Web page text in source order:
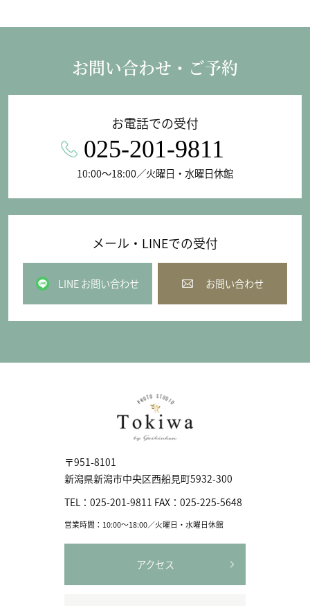
お問い合わせ・ご予約
お電話での受付
025-201-9811
10:00〜18:00／火曜日・水曜日休館
メール・LINEでの受付
LINE お問い合わせ お問い合わせ
〒951-8101
新潟県新潟市中央区⻄船見町5932-300
TEL： 025-201-9811 FAX： 025-225-5648
営業時間：10:00〜18:00／火曜日・水曜日休館
アクセス